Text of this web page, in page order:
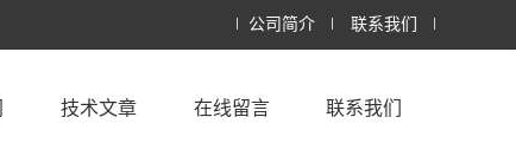
公司简介 联系我们
技术文章 在线留言 联系我们